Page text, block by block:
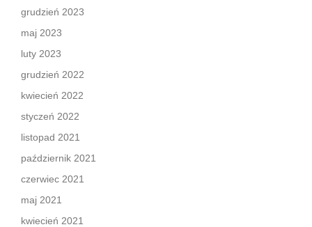
grudzień 2023
maj 2023
luty 2023
grudzień 2022
kwiecień 2022
styczeń 2022
listopad 2021
październik 2021
czerwiec 2021
maj 2021
kwiecień 2021